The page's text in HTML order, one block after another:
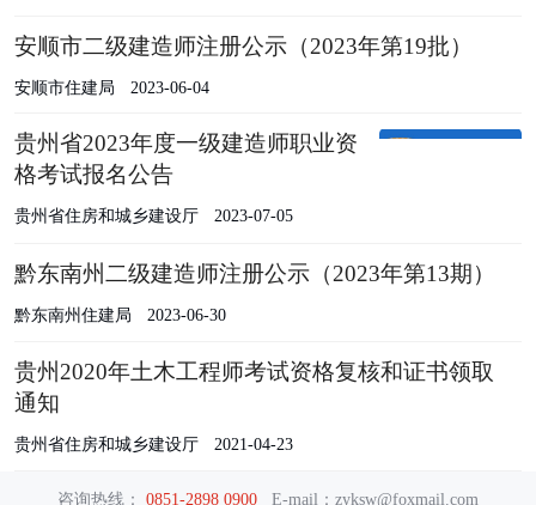
安顺市二级建造师注册公示（2023年第19批）
安顺市住建局 2023-06-04
贵州省2023年度一级建造师职业资
格考试报名公告
贵州省住房和城乡建设厅 2023-07-05
黔东南州二级建造师注册公示（2023年第13期）
黔东南州住建局 2023-06-30
贵州2020年土木工程师考试资格复核和证书领取
通知
贵州省住房和城乡建设厅 2021-04-23
咨询热线：0851-2898 0900 E-mail：zyksw@foxmail.com